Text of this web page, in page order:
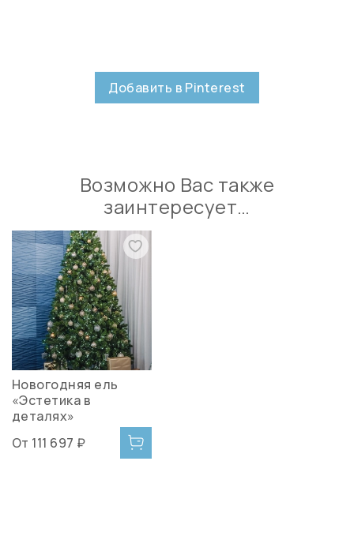
Добавить в Pinterest
Возможно Вас также
заинтересует…
Новогодняя ель
«Эстетика в
деталях»
От 111 697 ₽